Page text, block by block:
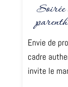
Soirée
Envie de
cadre
invite le